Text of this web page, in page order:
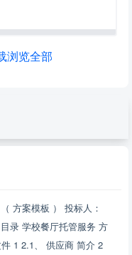
浏览全部
方案模板 ） 投标人：
录 学校餐厅托管服务 方
1 2.1、 供应商 简介 2